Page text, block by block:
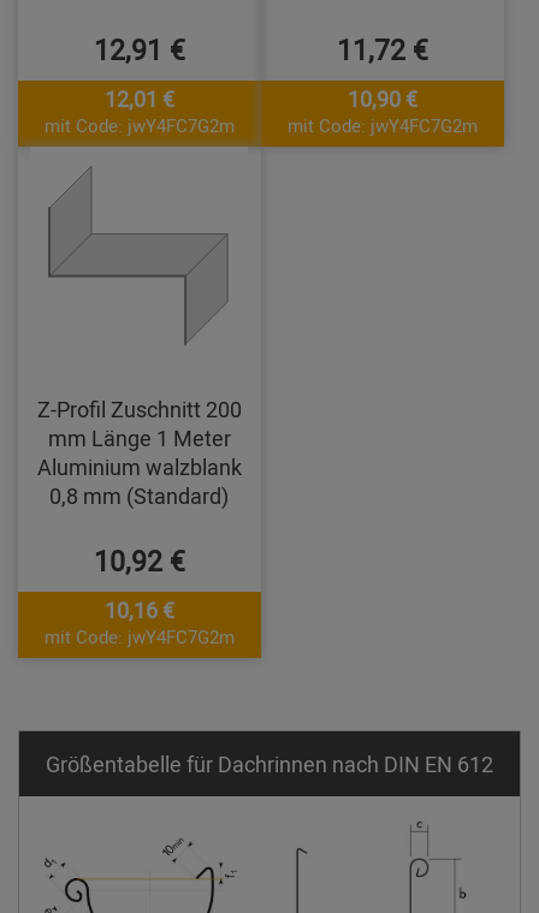
12,91 €
12,01 €
mit Code: jwY4FC7G2m
11,72 €
10,90 €
mit Code: jwY4FC7G2m
Z-Profil Zuschnitt 200
mm Länge 1 Meter
Aluminium walzblank
0,8 mm (Standard)
10,92 €
10,16 €
mit Code: jwY4FC7G2m
Größentabelle für Dachrinnen nach DIN EN 612